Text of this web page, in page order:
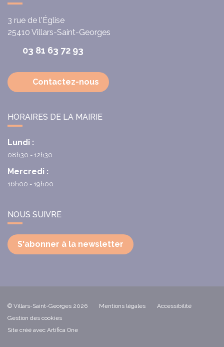
3 rue de l'Église
25410 Villars-Saint-Georges
03 81 63 72 93
Contactez-nous
HORAIRES DE LA MAIRIE
Lundi :
08h30 - 12h30
Mercredi :
16h00 - 19h00
NOUS SUIVRE
S'abonner à la newsletter
© Villars-Saint-Georges 2026 Mentions légales
Accessibilité
Gestion des cookies
Site créé avec Artifica One